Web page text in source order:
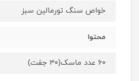
خواص سنگ تورمالین سبز
محتوا
۶۰ عدد ماسک(۳۰ جفت)